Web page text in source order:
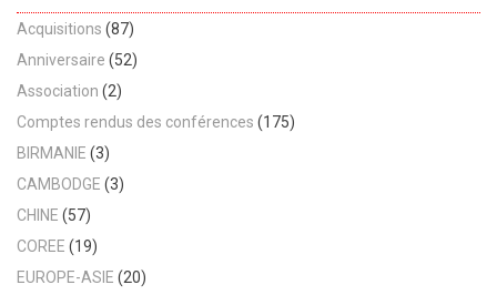
Acquisitions (87)
Anniversaire (52)
Association (2)
Comptes rendus des conférences (175)
BIRMANIE (3)
CAMBODGE (3)
CHINE (57)
COREE (19)
EUROPE-ASIE (20)